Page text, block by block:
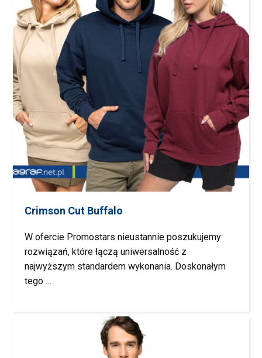
Crimson Cut Buffalo
W ofercie Promostars nieustannie poszukujemy
rozwiązań, które łączą uniwersalność z
najwyższym standardem wykonania. Doskonałym
tego …